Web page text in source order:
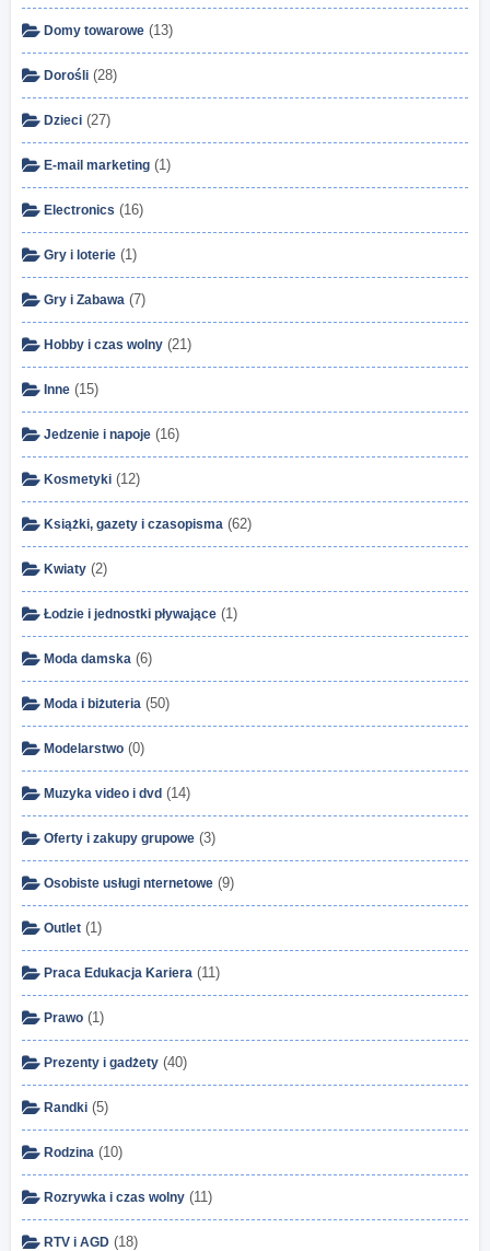
Domy towarowe (13)
Dorośli (28)
Dzieci (27)
E-mail marketing (1)
Electronics (16)
Gry i loterie (1)
Gry i Zabawa (7)
Hobby i czas wolny (21)
Inne (15)
Jedzenie i napoje (16)
Kosmetyki (12)
Książki, gazety i czasopisma (62)
Kwiaty (2)
Łodzie i jednostki pływające (1)
Moda damska (6)
Moda i biżuteria (50)
Modelarstwo (0)
Muzyka video i dvd (14)
Oferty i zakupy grupowe (3)
Osobiste usługi nternetowe (9)
Outlet (1)
Praca Edukacja Kariera (11)
Prawo (1)
Prezenty i gadżety (40)
Randki (5)
Rodzina (10)
Rozrywka i czas wolny (11)
RTV i AGD (18)